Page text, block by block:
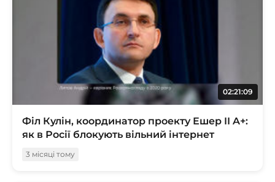
02:21:09
Філ Кулін, координатор проекту Ешер II A+:
як в Росії блокують вільний інтернет
3 місяці тому